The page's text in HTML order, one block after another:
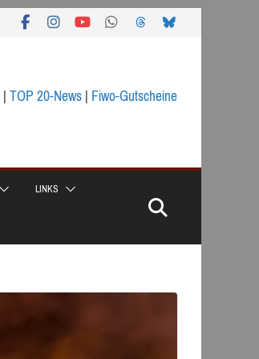
|TOP 20-News|Fiwo-Gutscheine
LINKS